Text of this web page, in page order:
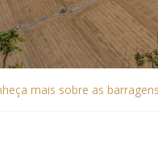
mais sobre as barragens